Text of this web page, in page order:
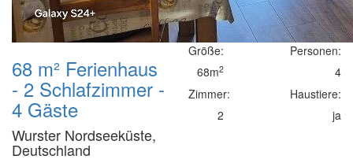
68 m² Ferienhaus
- 2 Schlafzimmer -
4 Gäste
Wurster Nordseeküste,
Deutschland
Größe:
68m2
Zimmer:
2
Personen:
4
Haustiere:
ja